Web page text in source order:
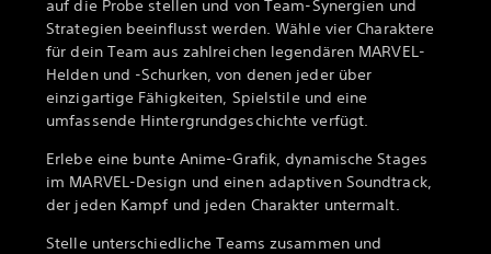
auf die Probe stellen und von Team-Synergien und
Strategien beeinflusst werden. Wähle vier Charaktere
für dein Team aus zahlreichen legendären MARVEL-
Helden und -Schurken, von denen jeder über
einzigartige Fähigkeiten, Spielstile und eine
umfassende Hintergrundgeschichte verfügt.
Erlebe eine bunte Anime-Grafik, dynamische Stages
im MARVEL-Design und einen adaptiven Soundtrack,
der jeden Kampf und jeden Charakter untermalt.
Stelle unterschiedliche Teams zusammen und